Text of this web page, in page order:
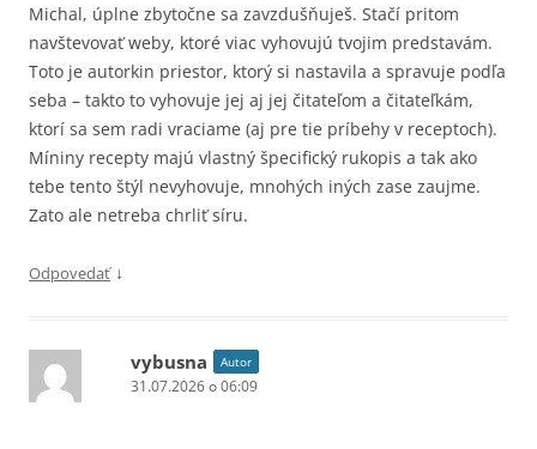
Michal, úplne zbytočne sa zavzdušňuješ. Stačí pritom
navštevovať weby, ktoré viac vyhovujú tvojim predstavám.
Toto je autorkin priestor, ktorý si nastavila a spravuje podľa
seba – takto to vyhovuje jej aj jej čitateľom a čitateľkám,
ktorí sa sem radi vraciame (aj pre tie príbehy v receptoch).
Míniny recepty majú vlastný špecifický rukopis a tak ako
tebe tento štýl nevyhovuje, mnohých iných zase zaujme.
Zato ale netreba chrliť síru.
Odpovedať ↓
vybusna Autor
31.07.2026 o 06:09